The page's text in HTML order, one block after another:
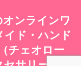
オンラインワ
イド・ハンド
チェオロー